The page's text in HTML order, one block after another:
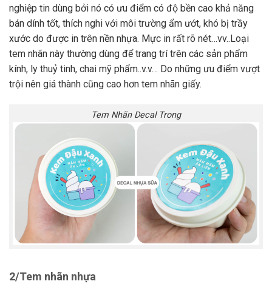
nghiệp tin dùng bởi nó có ưu điểm có độ bền cao khả năng
bán dính tốt, thích nghi với môi trường ẩm ướt, khó bị trầy
xước do được in trên nền nhựa. Mực in rất rõ nét…vv..Loại
tem nhãn này thường dùng để trang trí trên các sản phẩm
kính, ly thuỷ tinh, chai mỹ phẩm..v.v… Do những ưu điểm vượt
trội nên giá thành cũng cao hơn tem nhãn giấy.
Tem Nhãn Decal Trong
2/Tem nhãn nhựa